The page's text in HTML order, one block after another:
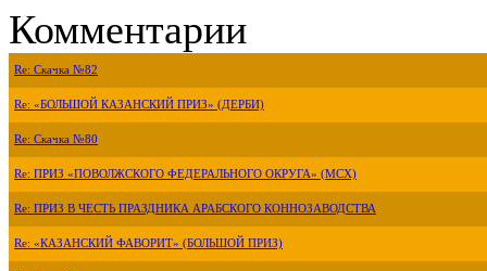
Комментарии
Re: Скачка №82
Re: «БОЛЬШОЙ КАЗАНСКИЙ ПРИЗ» (ДЕРБИ)
Re: Скачка №80
Re: ПРИЗ «ПОВОЛЖСКОГО ФЕДЕРАЛЬНОГО ОКРУГА» (МСХ)
Re: ПРИЗ В ЧЕСТЬ ПРАЗДНИКА АРАБСКОГО КОННОЗАВОДСТВА
Re: «КАЗАНСКИЙ ФАВОРИТ» (БОЛЬШОЙ ПРИЗ)